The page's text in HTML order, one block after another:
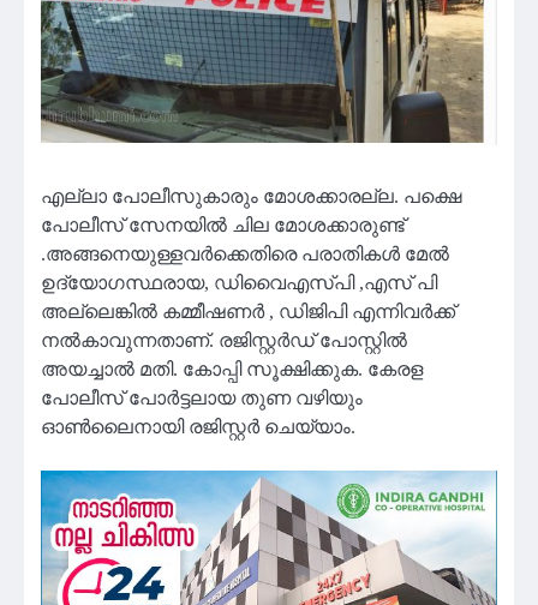
എല്ലാ പോലീസുകാരും മോശക്കാരല്ല. പക്ഷെ
പോലീസ് സേനയിൽ ചില മോശക്കാരുണ്ട്
.അങ്ങനെയുള്ളവർക്കെതിരെ പരാതികൾ മേൽ
ഉദ്യോഗസ്ഥരായ, ഡിവൈഎസ്‌പി ,എസ് പി
അല്ലെങ്കിൽ കമ്മീഷണർ , ഡിജിപി എന്നിവർക്ക്
നൽകാവുന്നതാണ്. രജിസ്റ്റർഡ് പോസ്റ്റിൽ
അയച്ചാൽ മതി. കോപ്പി സൂക്ഷിക്കുക. കേരള
പോലീസ് പോർട്ടലായ തുണ വഴിയും
ഓൺലൈനായി രജിസ്റ്റർ ചെയ്യാം.